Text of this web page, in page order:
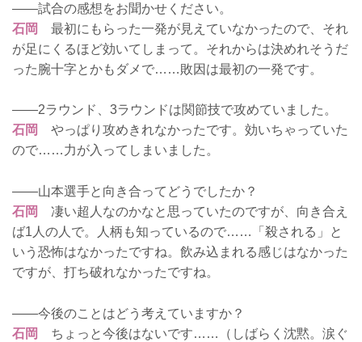
――試合の感想をお聞かせください。
石岡
最初にもらった一発が見えていなかったので、それ
が足にくるほど効いてしまって。それからは決めれそうだ
った腕十字とかもダメで……敗因は最初の一発です。
――2ラウンド、3ラウンドは関節技で攻めていました。
石岡
やっぱり攻めきれなかったです。効いちゃっていた
ので……力が入ってしまいました。
――山本選手と向き合ってどうでしたか？
石岡
凄い超人なのかなと思っていたのですが、向き合え
ば1人の人で。人柄も知っているので……「殺される」と
いう恐怖はなかったですね。飲み込まれる感じはなかった
ですが、打ち破れなかったですね。
――今後のことはどう考えていますか？
石岡
ちょっと今後はないです……（しばらく沈黙。涙ぐ